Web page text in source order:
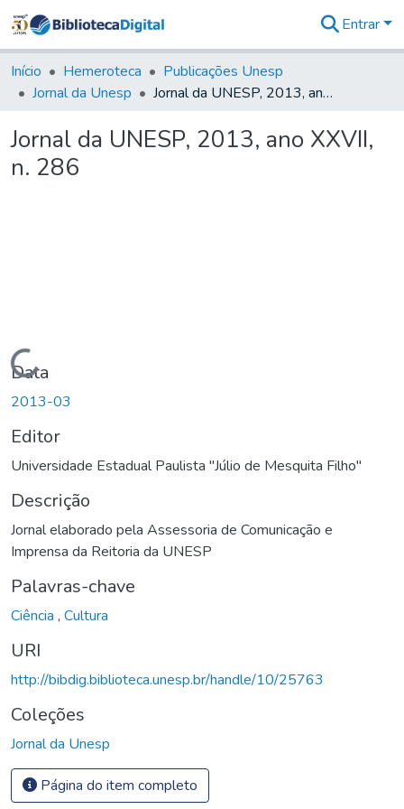
&
Coleções
Tudo na
Digital
Entrar
Início Hemeroteca
Publicações Unesp
Jornal da Unesp
Jornal da UNESP, 2013, ano XXVII, n. 286
Jornal da UNESP, 2013, ano XXVII,
n. 286
Carregando...
Data
2013-03
Editor
Universidade Estadual Paulista "Júlio de Mesquita Filho"
Descrição
Jornal elaborado pela Assessoria de Comunicação e
Imprensa da Reitoria da UNESP
Palavras-chave
Ciência , Cultura
URI
http://bibdig.biblioteca.unesp.br/handle/10/25763
Coleções
Jornal da Unesp
Página do item completo